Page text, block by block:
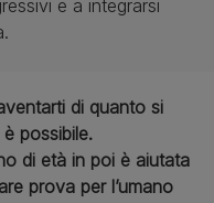
e a integrarsi
di quanto si
possibile.
di età in poi è aiutata
prova per l’umano